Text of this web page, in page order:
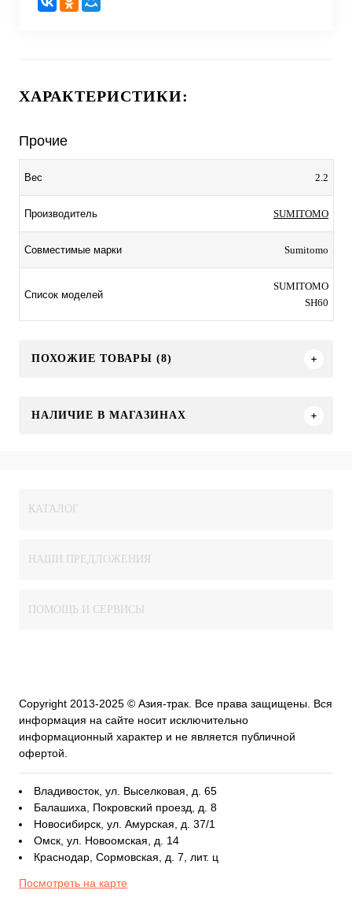
ХАРАКТЕРИСТИКИ:
Прочие
Вес 2.2
Производитель SUMITOMO
Совместимые марки Sumitomo
Список моделей
SUMITOMO
SH60
ПОХОЖИЕ ТОВАРЫ (8)
НАЛИЧИЕ В МАГАЗИНАХ
КАТАЛОГ
НАШИ ПРЕДЛОЖЕНИЯ
ПОМОЩЬ И СЕРВИСЫ
Copyright 2013-2025 © Азия-трак. Все права защищены. Вся
информация на сайте носит исключительно
информационный характер и не является публичной
офертой.
Владивосток, ул. Выселковая, д. 65
Балашиха, Покровский проезд, д. 8
Новосибирск, ул. Амурская, д. 37/1
Омск, ул. Новоомская, д. 14
Краснодар, Сормовская, д. 7, лит. ц
Посмотреть на карте